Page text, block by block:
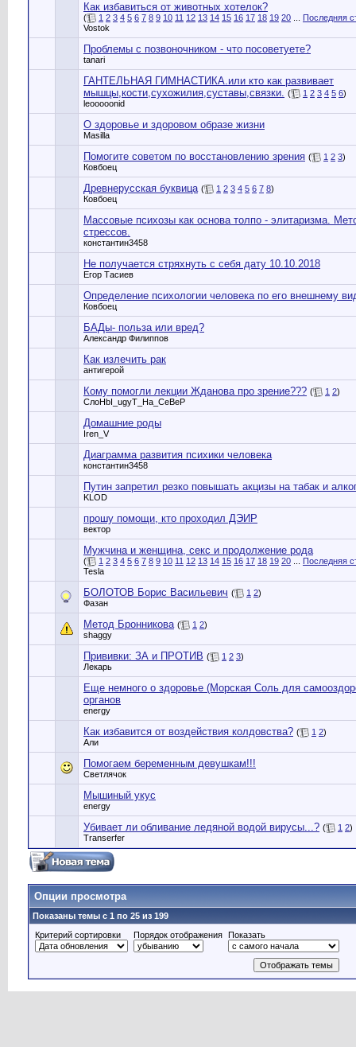
Как избавиться от животных хотелок?
( 1 2 3 4 5 6 7 8 9 10 11 12 13 14 15 16 17 18 19 20
Последняя
Vostok
Проблемы с позвоночником - что посоветуете?
tanari
ГАНТЕЛЬНАЯ ГИМНАСТИКА.или кто как развивает
мышцы,кости,сухожилия,суставы,связки. ( 1 2 3 4 5 6)
leooooonid
О здоровье и здоровом образе жизни
Masilla
Помогите советом по восстановлению зрения ( 1 2 3)
Ковбоец
Древнерусская буквица ( 1 2 3 4 5 6 7 8)
Ковбоец
Массовые психозы как основа толпо - элитаризма.
стрессов.
константин3458
Не получается стряхнуть с себя дату 10.10.2018
Егор Тасиев
Определение психологии человека по его внешнему
Ковбоец
БАДы- польза или вред?
Александр Филиппов
Как излечить рак
антигерой
Кому помогли лекции Жданова про зрение??? ( 1 2)
СлоHbI_ugyT_Ha_CeBeP
Домашние роды
Iren_V
Диаграмма развития психики человека
константин3458
Путин запретил резко повышать акцизы на табак и
KLOD
прошу помощи, кто проходил ДЭИР
вектор
Мужчина и женщина, секс и продолжение рода
( 1 2 3 4 5 6 7 8 9 10 11 12 13 14 15 16 17 18 19 20
Последняя
Tesla
БОЛОТОВ Борис Васильевич ( 1 2)
Фазан
Метод Бронникова ( 1 2)
shaggy
Прививки: ЗА и ПРОТИВ ( 1 2 3)
Лекарь
Еще немного о здоровье (Морская Соль для
органов
energy
Как избавится от воздействия колдовства? ( 1 2)
Али
Помогаем беременным девушкам!!!
Светлячок
Мышиный укус
energy
Убивает ли обливание ледяной водой вирусы...? ( 1 2)
Transerfer
Опции просмотра
Показаны темы с 1 по 25 из 199
Критерий сортировки
Порядок отображения Показать